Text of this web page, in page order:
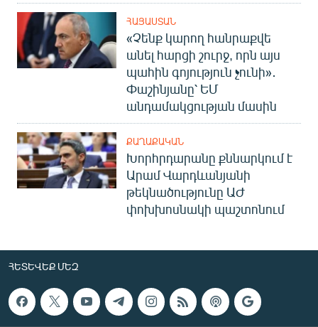
ՀԱՅԱՍՏԱՆ
«Չենք կարող հանրաքվե
անել հարցի շուրջ, որն այս
պահին գոյություն չունի»․
Փաշինյանը՝ ԵՄ
անդամակցության մասին
ՔԱՂԱՔԱԿԱՆ
Խորհրդարանը քննարկում է
Արամ Վարդևանյանի
թեկնածությունը ԱԺ
փոխխոսնակի պաշտոնում
ՀԵՏԵՎԵՔ ՄԵԶ